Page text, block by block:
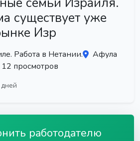
существует уже
Изр
Работа в Нетании.
Афула
12 просмотров
работодателю